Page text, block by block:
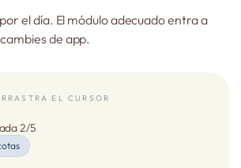
el día. El módulo adecuado entra a
de app.
EL CURSOR
2/5